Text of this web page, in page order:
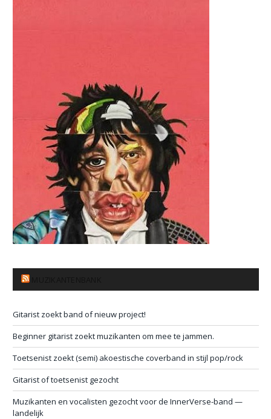
Gitarist zoekt band of nieuw project!
Beginner gitarist zoekt muzikanten om mee te jammen.
Toetsenist zoekt (semi) akoestische coverband in stijl pop/rock
Gitarist of toetsenist gezocht
Muzikanten en vocalisten gezocht voor de InnerVerse-band —
landelijk